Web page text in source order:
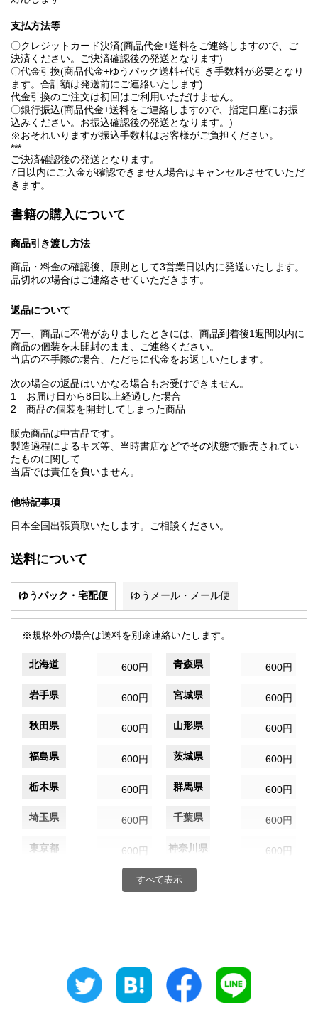
支払方法等
〇クレジットカード決済(商品代金+送料をご連絡しますので、ご
決済ください。ご決済確認後の発送となります)
〇代金引換(商品代金+ゆうパック送料+代引き手数料が必要となり
ます。合計額は発送前にご連絡いたします)
代金引換のご注文は初回はご利用いただけません。
〇銀行振込(商品代金+送料をご連絡しますので、指定口座にお振
込みください。お振込確認後の発送となります。)
※おそれいりますが振込手数料はお客様がご負担ください。
***
ご決済確認後の発送となります。
7日以内にご入金が確認できません場合はキャンセルさせていただ
きます。
書籍の購入について
商品引き渡し方法
商品・料金の確認後、原則として3営業日以内に発送いたします。
品切れの場合はご連絡させていただきます。
返品について
万一、商品に不備がありましたときには、商品到着後1週間以内に
商品の個装を未開封のまま、ご連絡ください。
当店の不手際の場合、ただちに代金をお返しいたします。
次の場合の返品はいかなる場合もお受けできません。
1 お届け日から8日以上経過した場合
2 商品の個装を開封してしまった商品
販売商品は中古品です。
製造過程によるキズ等、当時書店などでその状態で販売されてい
たものに関して
当店では責任を負いません。
他特記事項
日本全国出張買取いたします。ご相談ください。
送料について
ゆうパック・宅配便 ゆうメール・メール便
※規格外の場合は送料を別途連絡いたします。
北海道 600円 青森県 600円
岩手県 600円 宮城県 600円
秋田県 600円 山形県 600円
福島県 600円 茨城県 600円
栃木県 600円 群馬県 600円
埼玉県 600円 千葉県 600円
東京都 600円 神奈川県 600円
600円 富山県
静岡県
600円 三重県
すべて表示